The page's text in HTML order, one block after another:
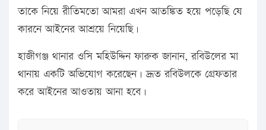
তাকে নিয়ে রীতিমতো আমরা এখন আতঙ্কিত হয়ে পড়েছি যে
কারনে আইনের আশ্রয়ে নিয়েছি।
হাজীগঞ্জ থানার ওসি মহিউদ্দিন ফারুক জানান, রবিউলের মা
থানায় একটি অভিযোগ করেছেন। দ্রূত রবিউলকে গ্রেফতার
করে আইনের আওতায় আনা হবে।